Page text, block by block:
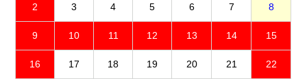
2 3 4 5 6 7 8
9 10 11 12 13 14 15
16 17 18 19 20 21 22